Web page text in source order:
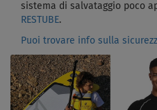
sistema di salvataggio poco
RESTUBE.
Puoi trovare info sulla